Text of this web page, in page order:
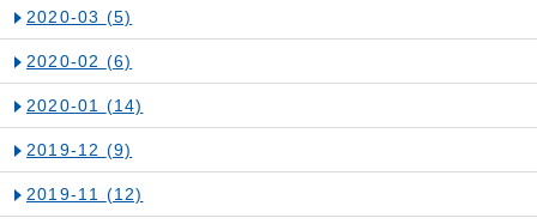
2020-03 (5)
2020-02 (6)
2020-01 (14)
2019-12 (9)
2019-11 (12)